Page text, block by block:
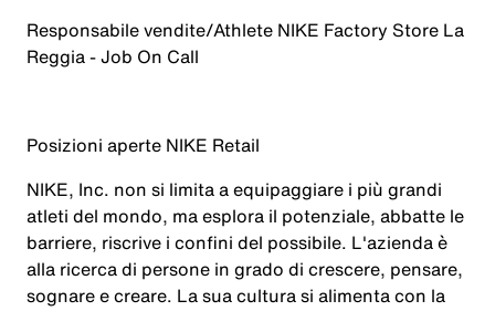
Responsabile vendite/Athlete NIKE Factory Store La
Reggia - Job On Call
Posizioni aperte NIKE Retail
NIKE, Inc. non si limita a equipaggiare i più grandi
atleti del mondo, ma esplora il potenziale, abbatte le
barriere, riscrive i confini del possibile. L'azienda è
alla ricerca di persone in grado di crescere, pensare,
sognare e creare. La sua cultura si alimenta con la